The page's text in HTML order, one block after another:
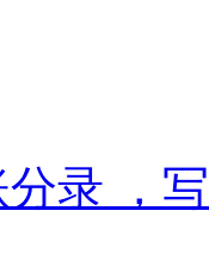
录 ，